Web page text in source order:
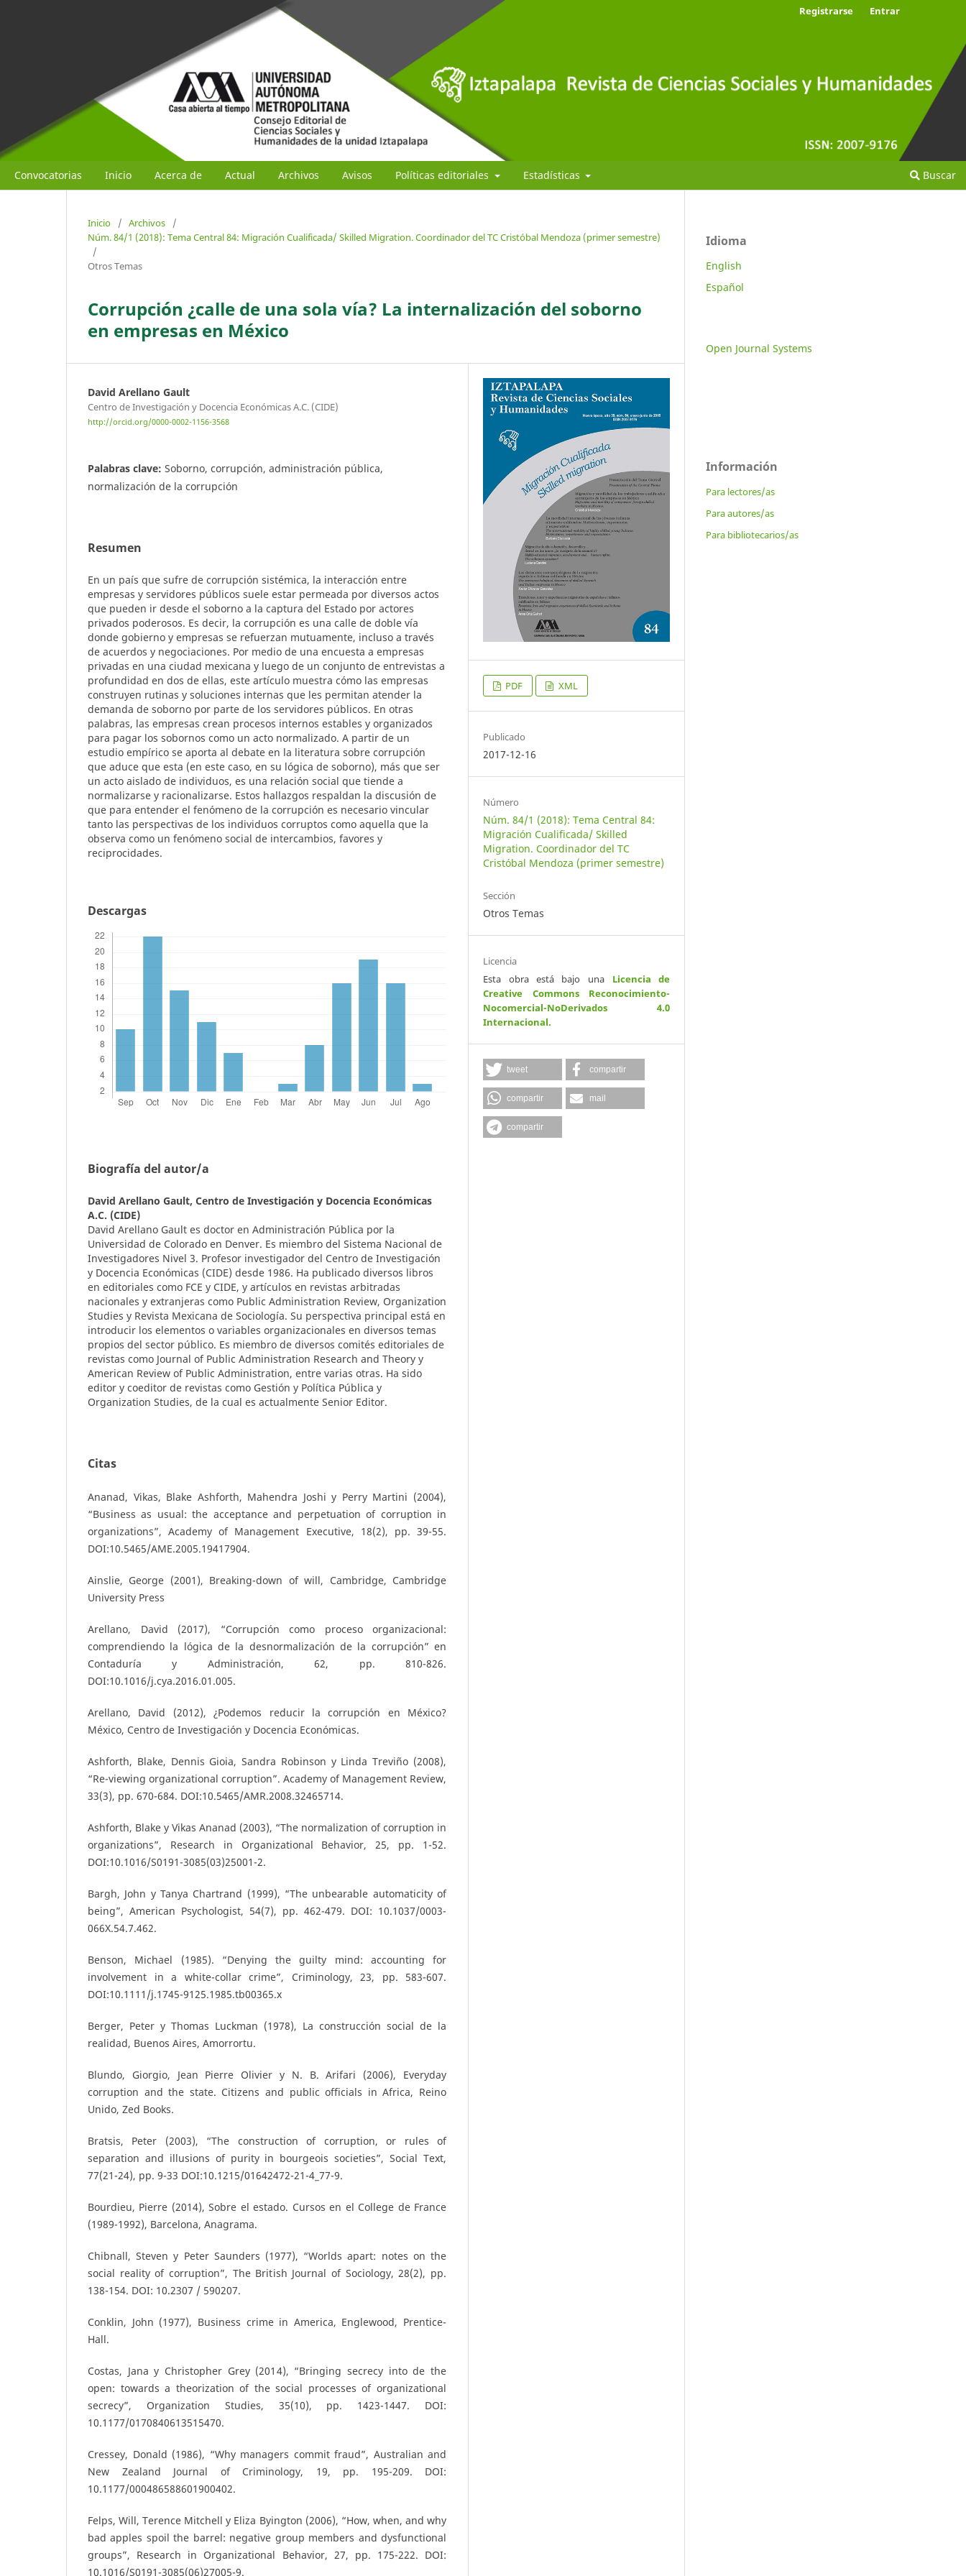
Convocatorias Inicio Acerca de Actual Archivos Avisos Políticas editoriales Estadísticas Buscar
Registrarse Entrar
Inicio / Archivos
/
Núm. 84/1 (2018): Tema Central 84: Migración Cualificada/ Skilled Migration. Coordinador del TC Cristóbal Mendoza (primer semestre)
/
Otros Temas
Corrupción ¿calle de una sola vía? La internalización del soborno
en empresas en México
David Arellano Gault
Centro de Investigación y Docencia Económicas A.C. (CIDE)
http://orcid.org/0000-0002-1156-3568
Palabras clave: Soborno, corrupción, administración pública,
normalización de la corrupción
Resumen
En un país que sufre de corrupción sistémica, la interacción entre
empresas y servidores públicos suele estar permeada por diversos actos
que pueden ir desde el soborno a la captura del Estado por actores
privados poderosos. Es decir, la corrupción es una calle de doble vía
donde gobierno y empresas se refuerzan mutuamente, incluso a través
de acuerdos y negociaciones. Por medio de una encuesta a empresas
privadas en una ciudad mexicana y luego de un conjunto de entrevistas a
profundidad en dos de ellas, este artículo muestra cómo las empresas
construyen rutinas y soluciones internas que les permitan atender la
demanda de soborno por parte de los servidores públicos. En otras
palabras, las empresas crean procesos internos estables y organizados
para pagar los sobornos como un acto normalizado. A partir de un
estudio empírico se aporta al debate en la literatura sobre corrupción
que aduce que esta (en este caso, en su lógica de soborno), más que ser
un acto aislado de individuos, es una relación social que tiende a
normalizarse y racionalizarse. Estos hallazgos respaldan la discusión de
que para entender el fenómeno de la corrupción es necesario vincular
tanto las perspectivas de los individuos corruptos como aquella que la
observa como un fenómeno social de intercambios, favores y
reciprocidades.
Descargas
Biografía del autor/a
David Arellano Gault, Centro de Investigación y Docencia Económicas
A.C. (CIDE)
David Arellano Gault es doctor en Administración Pública por la
Universidad de Colorado en Denver. Es miembro del Sistema Nacional de
Investigadores Nivel 3. Profesor investigador del Centro de Investigación
y Docencia Económicas (CIDE) desde 1986. Ha publicado diversos libros
en editoriales como FCE y CIDE, y artículos en revistas arbitradas
nacionales y extranjeras como Public Administration Review, Organization
Studies y Revista Mexicana de Sociología. Su perspectiva principal está en
introducir los elementos o variables organizacionales en diversos temas
propios del sector público. Es miembro de diversos comités editoriales de
revistas como Journal of Public Administration Research and Theory y
American Review of Public Administration, entre varias otras. Ha sido
editor y coeditor de revistas como Gestión y Política Pública y
Organization Studies, de la cual es actualmente Senior Editor.
Citas
Ananad, Vikas, Blake Ashforth, Mahendra Joshi y Perry Martini (2004),
“Business as usual: the acceptance and perpetuation of corruption in
organizations”, Academy of Management Executive, 18(2), pp. 39-55.
DOI:10.5465/AME.2005.19417904.
Ainslie, George (2001), Breaking-down of will, Cambridge, Cambridge
University Press
Arellano, David (2017), “Corrupción como proceso organizacional:
comprendiendo la lógica de la desnormalización de la corrupción” en
Contaduría y Administración, 62, pp. 810-826.
DOI:10.1016/j.cya.2016.01.005.
Arellano, David (2012), ¿Podemos reducir la corrupción en México?
México, Centro de Investigación y Docencia Económicas.
Ashforth, Blake, Dennis Gioia, Sandra Robinson y Linda Treviño (2008),
“Re-viewing organizational corruption”. Academy of Management Review,
33(3), pp. 670-684. DOI:10.5465/AMR.2008.32465714.
Ashforth, Blake y Vikas Ananad (2003), “The normalization of corruption in
organizations”, Research in Organizational Behavior, 25, pp. 1-52.
DOI:10.1016/S0191-3085(03)25001-2.
Bargh, John y Tanya Chartrand (1999), “The unbearable automaticity of
being”, American Psychologist, 54(7), pp. 462-479. DOI: 10.1037/0003-
066X.54.7.462.
Benson, Michael (1985). “Denying the guilty mind: accounting for
involvement in a white-collar crime”, Criminology, 23, pp. 583-607.
DOI:10.1111/j.1745-9125.1985.tb00365.x
Berger, Peter y Thomas Luckman (1978), La construcción social de la
realidad, Buenos Aires, Amorrortu.
Blundo, Giorgio, Jean Pierre Olivier y N. B. Arifari (2006), Everyday
corruption and the state. Citizens and public officials in Africa, Reino
Unido, Zed Books.
Bratsis, Peter (2003), “The construction of corruption, or rules of
separation and illusions of purity in bourgeois societies”, Social Text,
77(21-24), pp. 9-33 DOI:10.1215/01642472-21-4_77-9.
Bourdieu, Pierre (2014), Sobre el estado. Cursos en el College de France
(1989-1992), Barcelona, Anagrama.
Chibnall, Steven y Peter Saunders (1977), “Worlds apart: notes on the
social reality of corruption”, The British Journal of Sociology, 28(2), pp.
138-154. DOI: 10.2307 / 590207.
Conklin, John (1977), Business crime in America, Englewood, Prentice-
Hall.
Costas, Jana y Christopher Grey (2014), “Bringing secrecy into de the
open: towards a theorization of the social processes of organizational
secrecy”, Organization Studies, 35(10), pp. 1423-1447. DOI:
10.1177/0170840613515470.
Cressey, Donald (1986), “Why managers commit fraud”, Australian and
New Zealand Journal of Criminology, 19, pp. 195-209. DOI:
10.1177/000486588601900402.
Felps, Will, Terence Mitchell y Eliza Byington (2006), “How, when, and why
bad apples spoil the barrel: negative group members and dysfunctional
groups”, Research in Organizational Behavior, 27, pp. 175-222. DOI:
10.1016/S0191-3085(06)27005-9.
PDF XML
Publicado
2017-12-16
Número
Núm. 84/1 (2018): Tema Central 84:
Migración Cualificada/ Skilled
Migration. Coordinador del TC
Cristóbal Mendoza (primer semestre)
Sección
Otros Temas
Licencia
Esta obra está bajo una Licencia de
Creative Commons Reconocimiento-
Nocomercial-NoDerivados 4.0
Internacional.
tweet compartir
compartir mail
compartir
Idioma
English
Español
Open Journal Systems
Información
Para lectores/as
Para autores/as
Para bibliotecarios/as